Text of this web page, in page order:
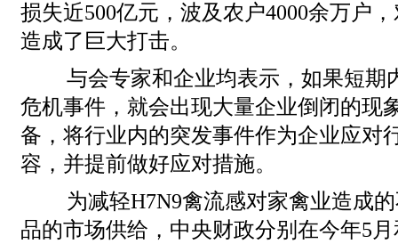
损失近500亿元，波及农户4000余万户
造成了巨大打击。
与会专家和企业均表示，如果短期
危机事件，就会出现大量企业倒闭的现
备，将行业内的突发事件作为企业应对
容，并提前做好应对措施。
为减轻H7N9禽流感对家禽业造成
品的市场供给，中央财政分别在今年5